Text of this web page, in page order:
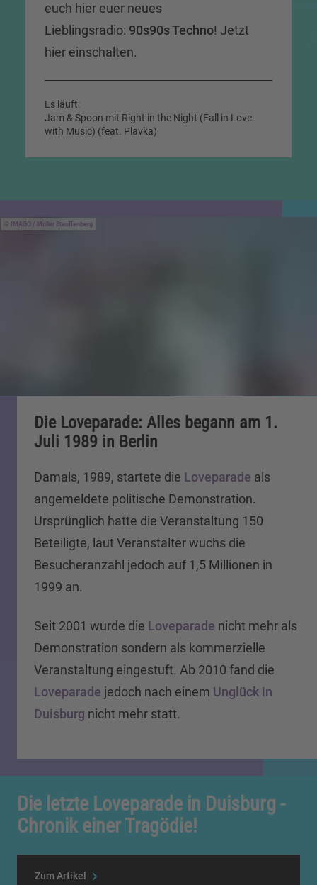
euch hier euer neues
Lieblingsradio: 90s90s Techno! Jetzt
hier einschalten.
Es läuft:
Jam & Spoon mit Right in the Night (Fall in Love
with Music) (feat. Plavka)
IMAGO / Müller Stauffenberg
Die Loveparade: Alles begann am 1.
Juli 1989 in Berlin
Damals, 1989, startete die Loveparade als
angemeldete politische Demonstration.
Ursprünglich hatte die Veranstaltung 150
Beteiligte, laut Veranstalter wuchs die
Besucheranzahl jedoch auf 1,5 Millionen in
1999 an.
Seit 2001 wurde die Loveparade nicht mehr als
Demonstration sondern als kommerzielle
Veranstaltung eingestuft. Ab 2010 fand die
Loveparade jedoch nach einem Unglück in
Duisburg nicht mehr statt.
Die letzte Loveparade in Duisburg -
Chronik einer Tragödie!
Zum Artikel